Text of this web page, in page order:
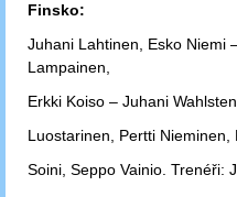
Finsko:
Juhani Lahtinen, Esko Niemi
Lampainen,
Erkki Koiso – Juhani
Luostarinen, Pertti Nieminen,
Soini, Seppo Vainio. Trenéři: